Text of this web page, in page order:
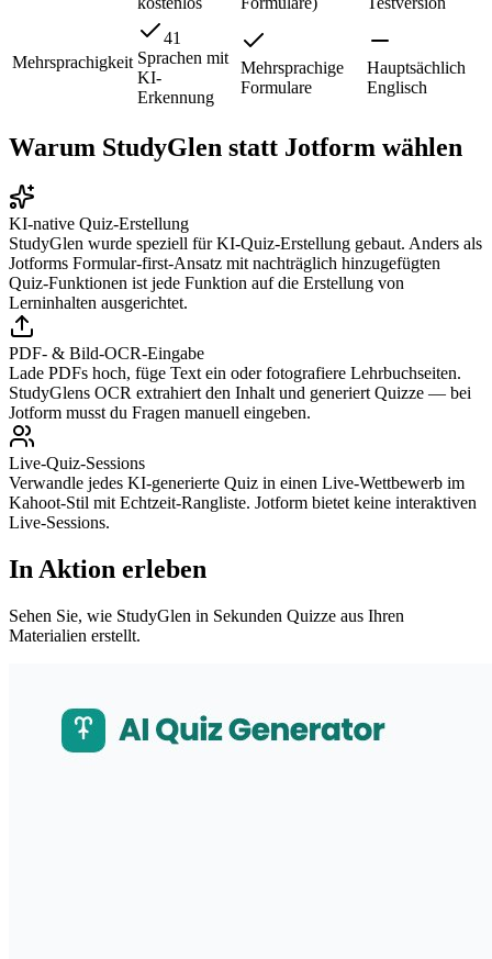
Mehrsprachigkeit
41
Sprachen mit
KI-
Erkennung
Mehrsprachige
Formulare
Hauptsächlich
Englisch
Warum StudyGlen statt Jotform wählen
KI-native Quiz-Erstellung
StudyGlen wurde speziell für KI-Quiz-Erstellung gebaut. Anders als
Jotforms Formular-first-Ansatz mit nachträglich hinzugefügten
Quiz-Funktionen ist jede Funktion auf die Erstellung von
Lerninhalten ausgerichtet.
PDF- & Bild-OCR-Eingabe
Lade PDFs hoch, füge Text ein oder fotografiere Lehrbuchseiten.
StudyGlens OCR extrahiert den Inhalt und generiert Quizze — bei
Jotform musst du Fragen manuell eingeben.
Live-Quiz-Sessions
Verwandle jedes KI-generierte Quiz in einen Live-Wettbewerb im
Kahoot-Stil mit Echtzeit-Rangliste. Jotform bietet keine interaktiven
Live-Sessions.
In Aktion erleben
Sehen Sie, wie StudyGlen in Sekunden Quizze aus Ihren
Materialien erstellt.